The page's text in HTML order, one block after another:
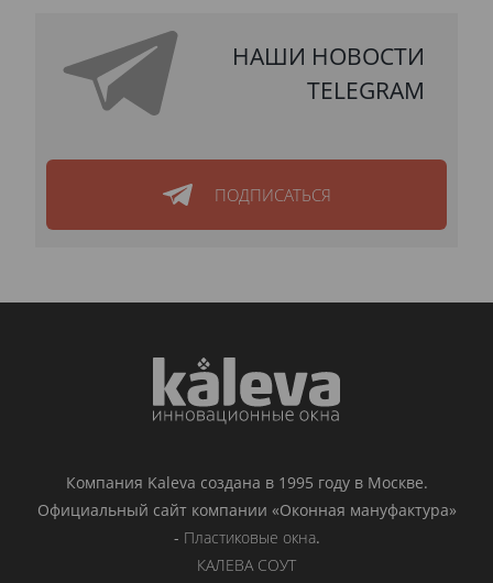
НАШИ НОВОСТИ
TELEGRAM
ПОДПИСАТЬСЯ
Компания Kaleva создана в 1995 году в Москве.
Официальный сайт компании «Оконная мануфактура»
- Пластиковые окна.
КАЛЕВА СОУТ